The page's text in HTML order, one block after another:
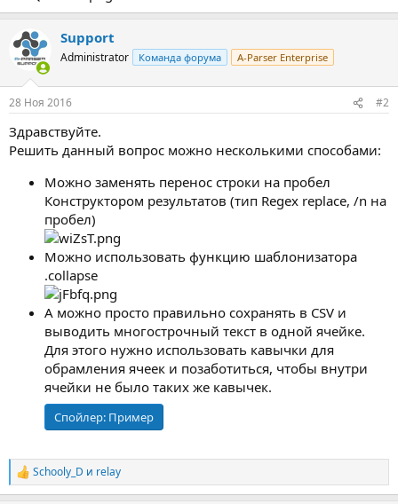
Support
Administrator Команда форума A-Parser Enterprise
28 Ноя 2016 #2
Здравствуйте.
Решить данный вопрос можно несколькими способами:
Можно заменять перенос строки на пробел
Конструктором результатов (тип Regex replace, /n на
пробел)
Можно использовать функцию шаблонизатора
.collapse
А можно просто правильно сохранять в CSV и
выводить многострочный текст в одной ячейке.
Для этого нужно использовать кавычки для
обрамления ячеек и позаботиться, чтобы внутри
ячейки не было таких же кавычек.
Спойлер: Пример
Р
е
Schooly_D и relay